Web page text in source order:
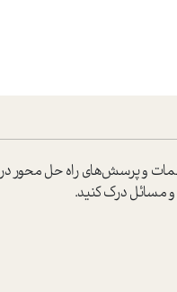
و پرسش‌های راه حل محور در
و مسائل درک کنید.